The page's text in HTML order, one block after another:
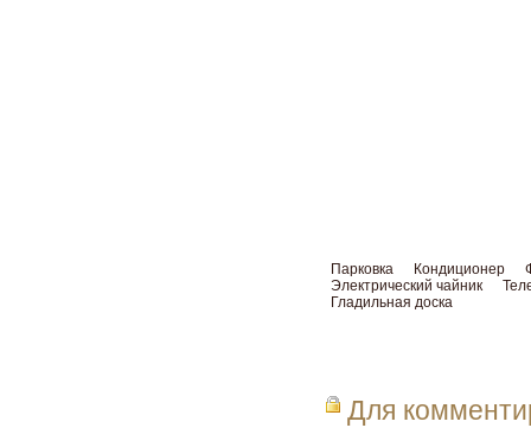
Парковка Кондиционер
Электрический чайник
Гладильная доска
Для